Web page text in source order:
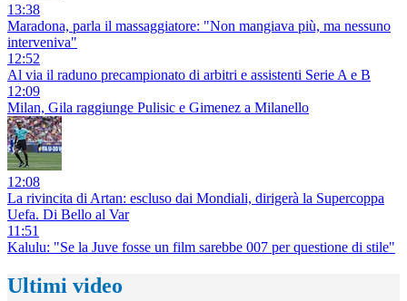
13:38
Maradona, parla il massaggiatore: "Non mangiava più, ma nessuno
interveniva"
12:52
Al via il raduno precampionato di arbitri e assistenti Serie A e B
12:09
Milan, Gila raggiunge Pulisic e Gimenez a Milanello
12:08
La rivincita di Artan: escluso dai Mondiali, dirigerà la Supercoppa
Uefa. Di Bello al Var
11:51
Kalulu: "Se la Juve fosse un film sarebbe 007 per questione di stile"
Ultimi video